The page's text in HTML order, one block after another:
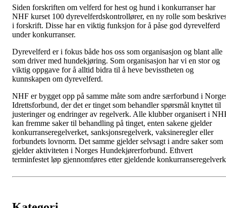
Siden forskriften om velferd for hest og hund i konkurranser har
NHF kurset 100 dyrevelferdskontrollører, en ny rolle som
i forskrift. Disse har en viktig funksjon for å påse god dyrevelferd
under konkurranser.
Dyrevelferd er i fokus både hos oss som organisasjon og blant alle
som driver med hundekjøring. Som organisasjon har vi en stor og
viktig oppgave for å alltid bidra til å heve bevisstheten og
kunnskapen om dyrevelferd.
NHF er bygget opp på samme måte som andre særforbund i
Idrettsforbund, der det er tinget som behandler spørsmål knyttet til
justeringer og endringer av regelverk. Alle klubber organisert i
kan fremme saker til behandling på tinget, enten sakene gjelder
konkurranseregelverket, sanksjonsregelverk, vaksineregler eller
forbundets lovnorm. Det samme gjelder selvsagt i andre saker som
gjelder aktiviteten i Norges Hundekjørerforbund. Ethvert
terminfestet løp gjennomføres etter gjeldende